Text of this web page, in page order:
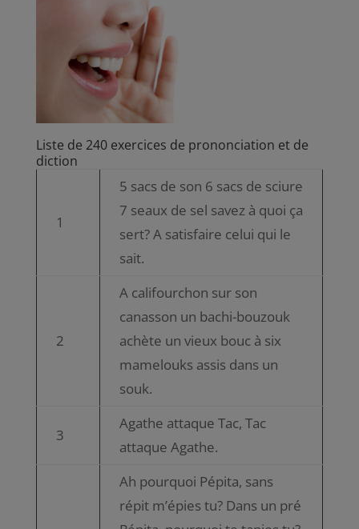
Liste de 240 exercices de prononciation et de
diction
1
5 sacs de son 6 sacs de sciure
7 seaux de sel savez à quoi ça
sert? A satisfaire celui qui le
sait.
2
A califourchon sur son
canasson un bachi-bouzouk
achète un vieux bouc à six
mamelouks assis dans un
souk.
3
Agathe attaque Tac, Tac
attaque Agathe.
Ah pourquoi Pépita, sans
répit m’épies tu? Dans un pré